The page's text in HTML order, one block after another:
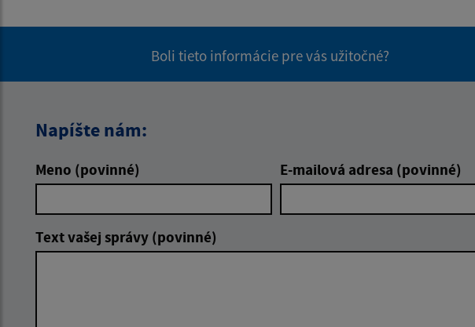
Boli tieto informácie pre vás užitočné?
Napíšte nám:
Meno (povinné) E-mailová adresa (povinné)
Text vašej správy (povinné)